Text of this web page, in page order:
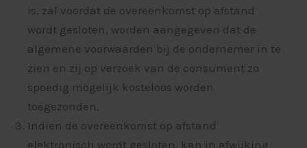
is, zal voordat de overeenkomst op afstand
wordt gesloten, worden aangegeven dat de
algemene voorwaarden bij de ondernemer in te
zien en zij op verzoek van de consument zo
spoedig mogelijk kosteloos worden
toegezonden.
Indien de overeenkomst op afstand
elektronisch wordt gesloten, kan in afwijking